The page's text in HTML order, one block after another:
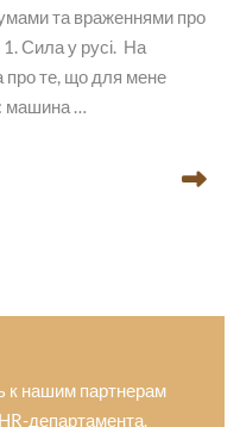
та враженнями про
1. Сила у русі. На
про те, що для мене
машина …
к нашим партнерам
департамента.